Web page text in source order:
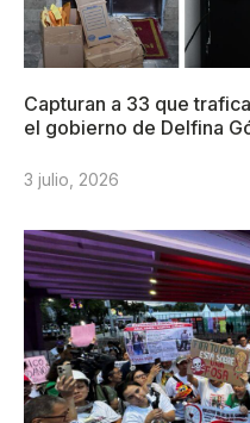
Capturan a 33 que
el gobierno de Delfina
3 julio, 2026